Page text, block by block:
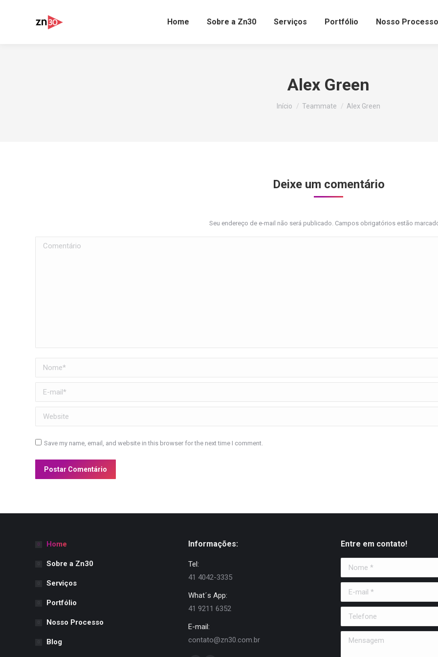
Home Sobre a Zn30 Serviços Portfólio Nosso Processo
Alex Green
Você está aqui:
Início Teammate Alex Green
Deixe um comentário
Seu endereço de e-mail não será publicado. Campos obrigatórios estão
Comentário
Nome *
E-mail *
Website
Save my name, email, and website in this browser for the next time I comment.
Postar Comentário
Home
Sobre a Zn30
Serviços
Portfólio
Nosso Processo
Blog
Informações:
Tel:
41 4042-3335
What´s App:
41 9211 6352
E-mail:
contato@zn30.com.br
Entre em contato!
Nome *
E-mail *
Telefone
Mensagem